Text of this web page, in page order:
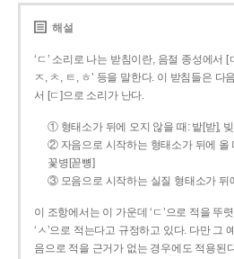
해설
‘ㄷ’ 소리로 나는 받침이란, 음절 종성에서 [
ㅈ, ㅊ, ㅌ, ㅎ’ 등을 말한다. 이 받침들은 다
서 [ㄷ]으로 소리가 난다.
① 형태소가 뒤에 오지 않을 때: 밭[받], 빚
② 자음으로 시작하는 형태소가 뒤에 올
꽃병[꼳뼝]
③ 모음으로 시작하는 실질 형태소가 뒤
이 조항에서는 이 가운데 ‘ㄷ’으로 적을 뚜
‘ㅅ’으로 적는다고 규정하고 있다. 다만 그
음으로 적을 근거가 없는 경우에도 적용된